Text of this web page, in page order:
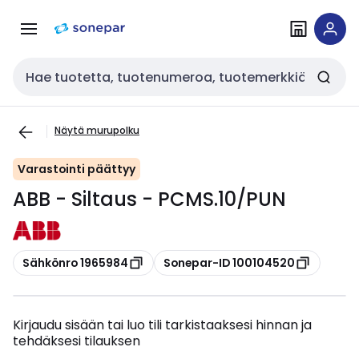
navigointiinsisältöön
Haku
Näytä murupolku
Varastointi päättyy
ABB - Siltaus - PCMS.10/PUN
Kopioi
Sähkönro 1965984 Kopioi
Sonepar-ID 100104520
Kirjaudu sisään tai luo tili tarkistaaksesi hinnan ja
tehdäksesi tilauksen